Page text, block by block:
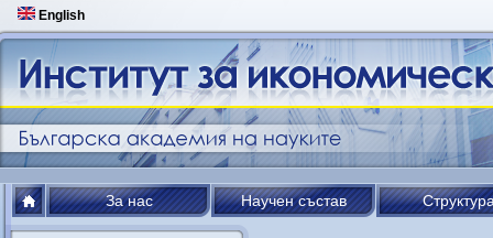
English
За нас Научен състав